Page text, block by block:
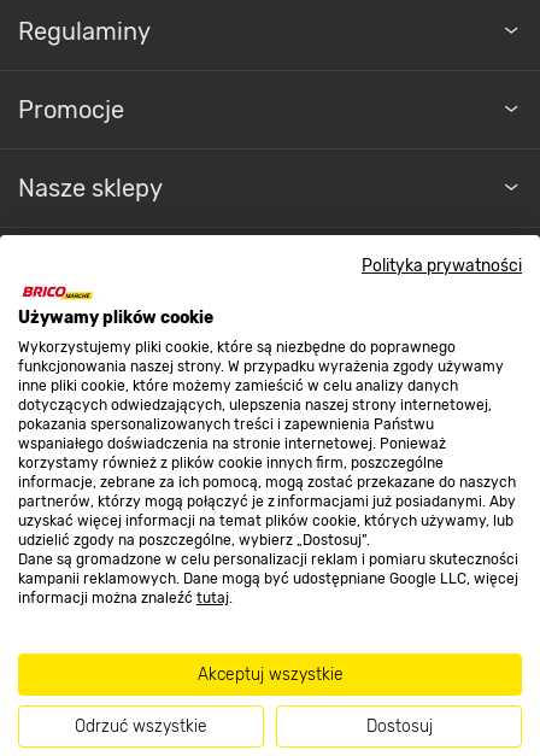
Polityka prywatności
Używamy plików cookie
Wykorzystujemy pliki cookie, które są niezbędne do poprawnego
funkcjonowania naszej strony. W przypadku wyrażenia zgody używamy
inne pliki cookie, które możemy zamieścić w celu analizy danych
dotyczących odwiedzających, ulepszenia naszej strony internetowej,
pokazania spersonalizowanych treści i zapewnienia Państwu
wspaniałego doświadczenia na stronie internetowej. Ponieważ
korzystamy również z plików cookie innych firm, poszczególne
informacje, zebrane za ich pomocą, mogą zostać przekazane do naszych
partnerów, którzy mogą połączyć je z informacjami już posiadanymi. Aby
uzyskać więcej informacji na temat plików cookie, których używamy, lub
udzielić zgody na poszczególne, wybierz „Dostosuj”.
Dane są gromadzone w celu personalizacji reklam i pomiaru skuteczności
kampanii reklamowych. Dane mogą być udostępniane Google LLC, więcej
informacji można znaleźć tutaj.
Akceptuj wszystkie
Odrzuć wszystkie Dostosuj
Regulaminy
Promocje
Nasze sklepy
Kontakt do sklepu
Strefa biznesu
Dołącz do nas